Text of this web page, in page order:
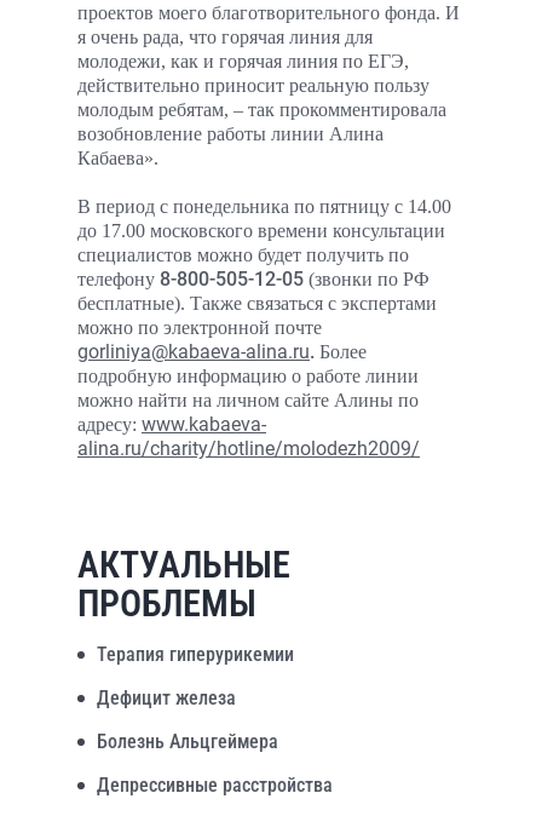
проектов моего благотворительного фонда. И
я очень рада, что горячая линия для
молодежи, как и горячая линия по ЕГЭ,
действительно приносит реальную пользу
молодым ребятам, – так прокомментировала
возобновление работы линии Алина
Кабаева».
В период с понедельника по пятницу с 14.00
до 17.00 московского времени консультации
специалистов можно будет получить по
телефону 8-800-505-12-05 (звонки по РФ
бесплатные). Также связаться с экспертами
можно по электронной почте
gorliniya@kabaeva-alina.ru. Более
подробную информацию о работе линии
можно найти на личном сайте Алины по
адресу: www.kabaeva-
alina.ru/charity/hotline/molodezh2009/
АКТУАЛЬНЫЕ
ПРОБЛЕМЫ
Терапия гиперурикемии
Дефицит железа
Болезнь Альцгеймера
Депрессивные расстройства